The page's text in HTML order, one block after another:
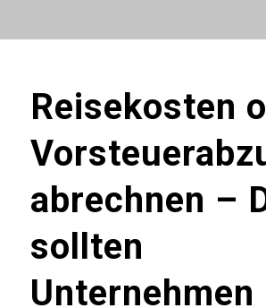
Reisekosten
abrechnen –
sollten
Unternehmen